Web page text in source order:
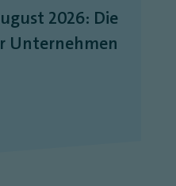
2026: Die
Unternehmen